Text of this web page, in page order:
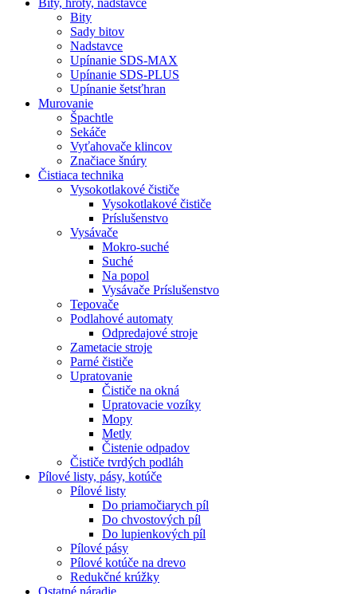
Bity, hroty, nadstavce
Bity
Sady bitov
Nadstavce
Upínanie SDS-MAX
Upínanie SDS-PLUS
Upínanie šetsťhran
Murovanie
Špachtle
Sekáče
Vyťahovače klincov
Značiace šnúry
Čistiaca technika
Vysokotlakové čističe
Vysokotlakové čističe
Príslušenstvo
Vysávače
Mokro-suché
Suché
Na popol
Vysávače Príslušenstvo
Tepovače
Podlahové automaty
Odpredajové stroje
Zametacie stroje
Parné čističe
Upratovanie
Čističe na okná
Upratovacie vozíky
Mopy
Metly
Čistenie odpadov
Čističe tvrdých podláh
Pílové listy, pásy, kotúče
Pílové listy
Do priamočiarych píl
Do chvostových píl
Do lupienkových píl
Pílové pásy
Pílové kotúče na drevo
Redukčné krúžky
Ostatné náradie